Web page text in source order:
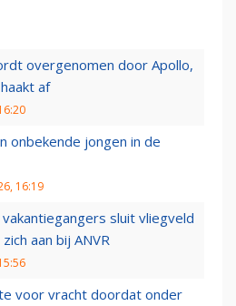
overgenomen door Apollo,
af
onbekende jongen in de
16:19
sluit vliegveld
aan bij ANVR
voor vracht doordat onder